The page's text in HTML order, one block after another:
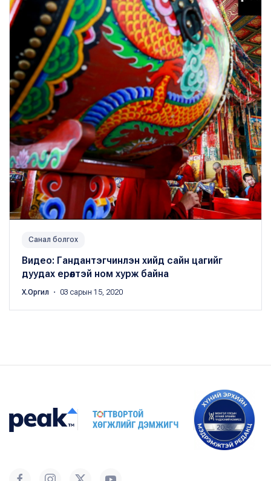
Санал болгох
Видео: Гандантэгчинлэн хийд сайн цагийг
дуудах ерөөлтэй ном хурж байна
Х.Оргил ・ 03 сарын 15, 2020